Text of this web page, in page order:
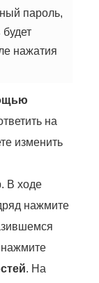
пароль,
будет
нажатия
на
изменить
В ходе
нажмите
нажмите
. На